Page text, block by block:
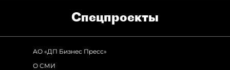
Спец­проекты
АО «ДП Бизнес Пресс»
О СМИ